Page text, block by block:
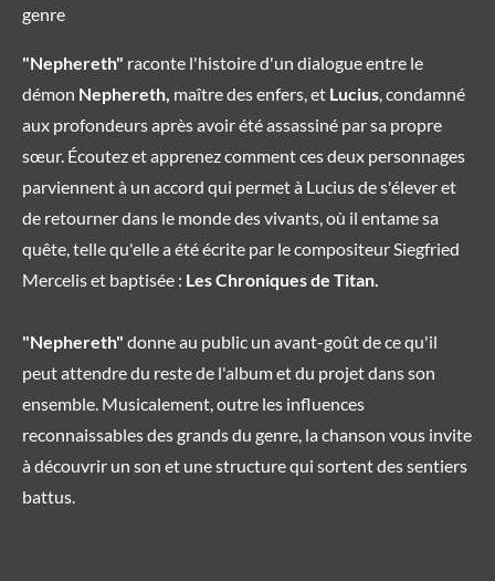
genre
"Nephereth" raconte l'histoire d'un dialogue entre le
démon Nephereth, maître des enfers, et Lucius, condamné
aux profondeurs après avoir été assassiné par sa propre
sœur. Écoutez et apprenez comment ces deux personnages
parviennent à un accord qui permet à Lucius de s'élever et
de retourner dans le monde des vivants, où il entame sa
quête, telle qu'elle a été écrite par le compositeur Siegfried
Mercelis et baptisée : Les Chroniques de Titan.
"Nephereth" donne au public un avant-goût de ce qu'il
peut attendre du reste de l'album et du projet dans son
ensemble. Musicalement, outre les influences
reconnaissables des grands du genre, la chanson vous invite
à découvrir un son et une structure qui sortent des sentiers
battus.